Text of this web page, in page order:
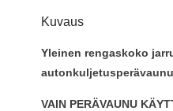
Kuvaus
Yleinen rengaskoko
VAIN PERÄVAUNU